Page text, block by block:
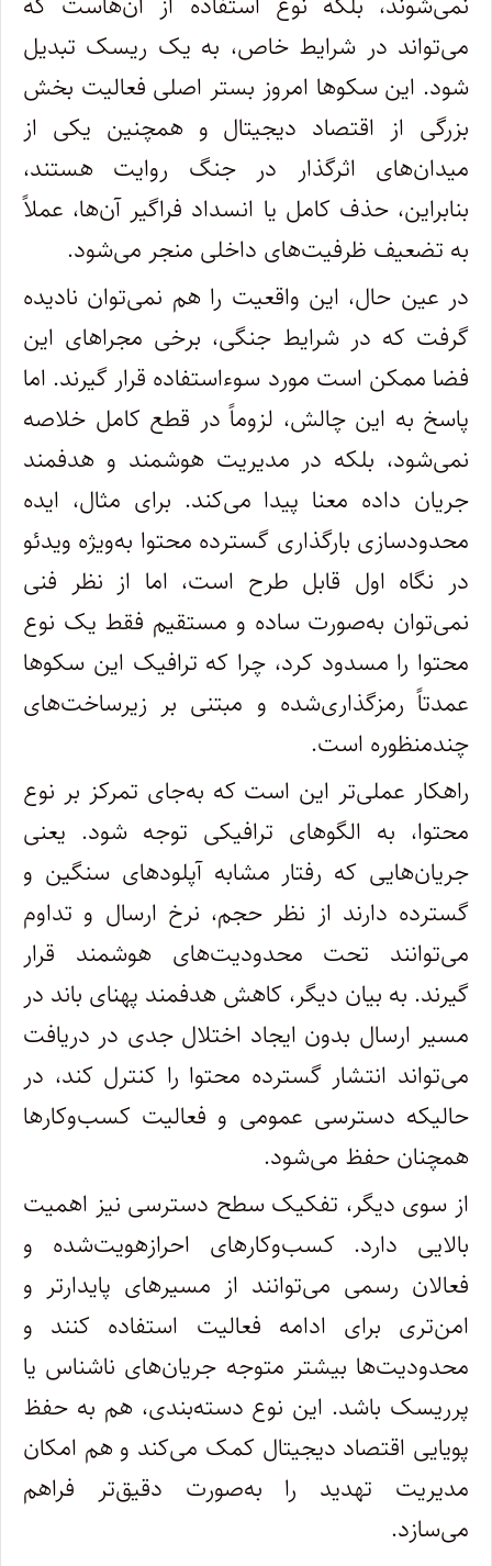
می‌تواند در شرایط خاص، به یک ریسک تبدیل
شود. این سکوها امروز بستر اصلی فعالیت بخش
بزرگی از اقتصاد دیجیتال و همچنین یکی از
میدان‌های اثرگذار در جنگ روایت هستند،
بنابراین، حذف کامل یا انسداد فراگیر آن‌ها، عملاً
به تضعیف ظرفیت‌های داخلی منجر می‌شود.
در عین حال، این واقعیت را هم نمی‌توان نادیده
گرفت که در شرایط جنگی، برخی مجراهای این
فضا ممکن است مورد سوءاستفاده قرار گیرند. اما
پاسخ به این چالش، لزوماً در قطع کامل خلاصه
نمی‌شود، بلکه در مدیریت هوشمند و هدفمند
جریان داده معنا پیدا می‌کند. برای مثال، ایده
محدودسازی بارگذاری گسترده محتوا به‌ویژه ویدئو
در نگاه اول قابل طرح است، اما از نظر فنی
نمی‌توان به‌صورت ساده و مستقیم فقط یک نوع
محتوا را مسدود کرد، چرا که ترافیک این سکوها
عمدتاً رمزگذاری‌شده و مبتنی بر زیرساخت‌های
چندمنظوره است.
راهکار عملی‌تر این است که به‌جای تمرکز بر نوع
محتوا، به الگوهای ترافیکی توجه شود. یعنی
جریان‌هایی که رفتار مشابه آپلودهای سنگین و
گسترده دارند از نظر حجم، نرخ ارسال و تداوم
می‌توانند تحت محدودیت‌های هوشمند قرار
گیرند. به بیان دیگر، کاهش هدفمند پهنای باند در
مسیر ارسال بدون ایجاد اختلال جدی در دریافت
می‌تواند انتشار گسترده محتوا را کنترل کند، در
حالیکه دسترسی عمومی و فعالیت کسب‌وکارها
همچنان حفظ می‌شود.
از سوی دیگر، تفکیک سطح دسترسی نیز اهمیت
بالایی دارد. کسب‌وکارهای احرازهویت‌شده و
فعالان رسمی می‌توانند از مسیرهای پایدارتر و
امن‌تری برای ادامه فعالیت استفاده کنند و
محدودیت‌ها بیشتر متوجه جریان‌های ناشناس یا
پرریسک باشد. این نوع دسته‌بندی، هم به حفظ
پویایی اقتصاد دیجیتال کمک می‌کند و هم امکان
مدیریت تهدید را به‌صورت دقیق‌تر فراهم
می‌سازد.